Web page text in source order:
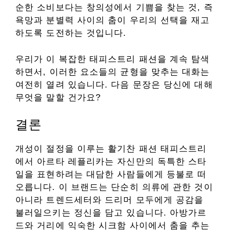
순한 소비보다는 창의성에서 기쁨을 찾는 것, 즉
욕망과 분별력 사이의 춤이 우리의 선택을 재고
하도록 도전하는 것입니다.
우리가 이 복잡한 태피스트리 패션을 계속 탐색
하면서, 이러한 요소들의 균형을 맞추는 대화는
여전히 열려 있습니다. 다음 문장은 당신에 대해
무엇을 말할 건가요?
결론
개성이 절정을 이루는 활기찬 패션 태피스트리
에서 아르타 레플리카는 자신만의 독특한 스타
일을 표현하려는 대담한 사람들에게 등불로 떠
오릅니다. 이 브랜드는 단순히 의류에 관한 것이
아니라 트렌드세터와 드리머 모두에게 공감을
불러일으키는 정신을 담고 있습니다. 아방가르
드와 거리에 익숙한 시크함 사이에서 춤을 추는